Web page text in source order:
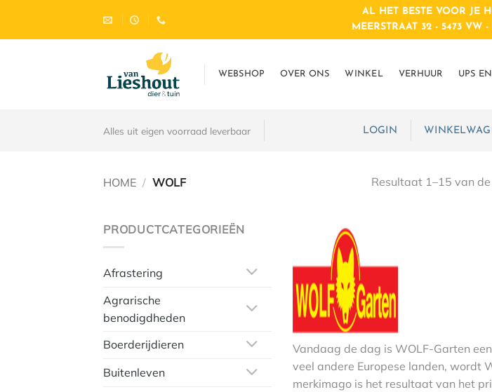
inhoud
AL HET BESTE VOOR JE
MEERSTRAAT 32 - 5473 VW
WEBSHOP OVER ONS WINKEL VERHUUR UPS
Alles uit eigen voorraad leverbaar LOGIN
HOME / WOLF Resultaat 1–15 van
PRODUCTCATEGORIEËN
Afrastering
Agrarische
benodigdheden
Boerderijdieren
Buitenleven
Vandaag de dag is WOLF-Garten
veel andere Europese landen, wordt
merkimago is het resultaat van het